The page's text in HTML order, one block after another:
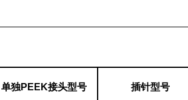
单独PEEK接头型号
插针型号